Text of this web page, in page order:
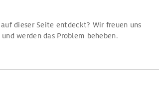
dieser Seite entdeckt? Wir freuen uns
werden das Problem beheben.